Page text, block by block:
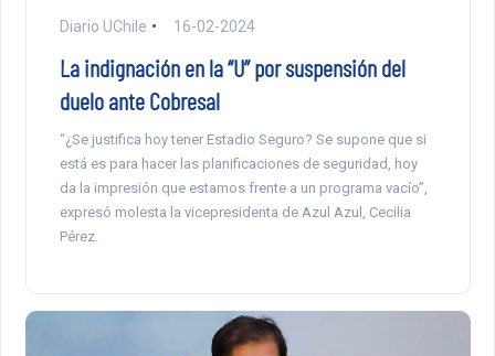
Diario UChile 16-02-2024
La indignación en la “U” por suspensión del
duelo ante Cobresal
“¿Se justifica hoy tener Estadio Seguro? Se supone que si
está es para hacer las planificaciones de seguridad, hoy
da la impresión que estamos frente a un programa vacío”,
expresó molesta la vicepresidenta de Azul Azul, Cecilia
Pérez.